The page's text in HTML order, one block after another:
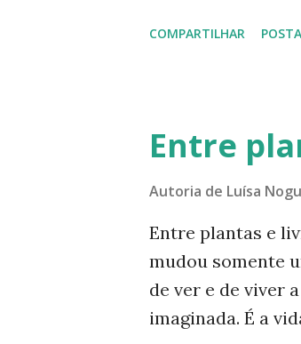
vitamina C, aqui
https://
quarentena.html
https://
redes sociais.
página no
nom e abaixo:
COMPARTILHAR
Entre
Autoria de Luísa
Entre plantas e
mudou somente
de ver e de viver
imaginada. É a